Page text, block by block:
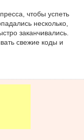
чтобы успеть
несколько,
заканчивались.
свежие коды и